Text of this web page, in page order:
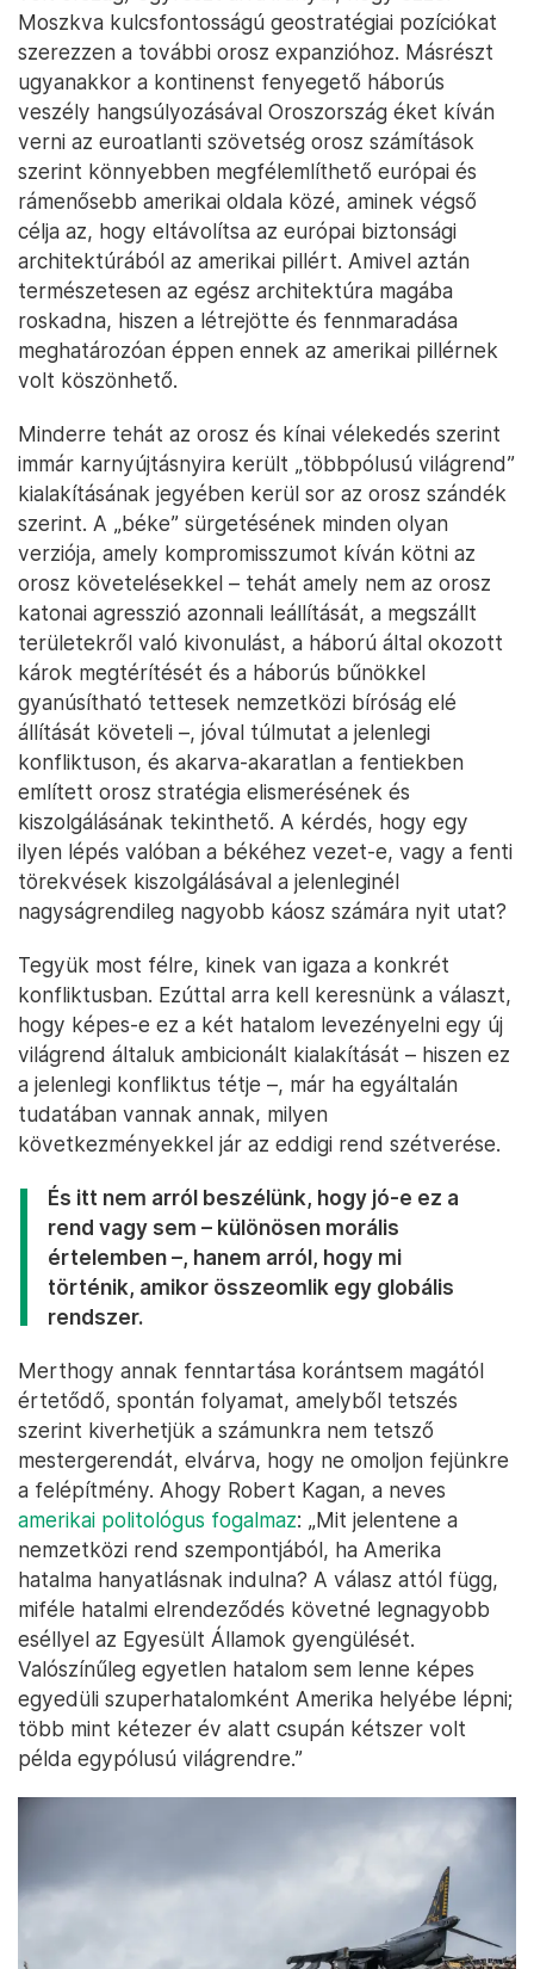
Moszkva kulcsfontosságú geostratégiai pozíciókat
szerezzen a további orosz expanzióhoz. Másrészt
ugyanakkor a kontinenst fenyegető háborús
veszély hangsúlyozásával Oroszország éket kíván
verni az euroatlanti szövetség orosz számítások
szerint könnyebben megfélemlíthető európai és
rámenősebb amerikai oldala közé, aminek végső
célja az, hogy eltávolítsa az európai biztonsági
architektúrából az amerikai pillért. Amivel aztán
természetesen az egész architektúra magába
roskadna, hiszen a létrejötte és fennmaradása
meghatározóan éppen ennek az amerikai pillérnek
volt köszönhető.
Minderre tehát az orosz és kínai vélekedés szerint
immár karnyújtásnyira került „többpólusú világrend”
kialakításának jegyében kerül sor az orosz szándék
szerint. A „béke” sürgetésének minden olyan
verziója, amely kompromisszumot kíván kötni az
orosz követelésekkel – tehát amely nem az orosz
katonai agresszió azonnali leállítását, a megszállt
területekről való kivonulást, a háború által okozott
károk megtérítését és a háborús bűnökkel
gyanúsítható tettesek nemzetközi bíróság elé
állítását követeli –, jóval túlmutat a jelenlegi
konfliktuson, és akarva-akaratlan a fentiekben
említett orosz stratégia elismerésének és
kiszolgálásának tekinthető. A kérdés, hogy egy
ilyen lépés valóban a békéhez vezet-e, vagy a fenti
törekvések kiszolgálásával a jelenleginél
nagyságrendileg nagyobb káosz számára nyit utat?
Tegyük most félre, kinek van igaza a konkrét
konfliktusban. Ezúttal arra kell keresnünk a választ,
hogy képes-e ez a két hatalom levezényelni egy új
világrend általuk ambicionált kialakítását – hiszen ez
a jelenlegi konfliktus tétje –, már ha egyáltalán
tudatában vannak annak, milyen
következményekkel jár az eddigi rend szétverése.
És itt nem arról beszélünk, hogy jó-e ez a
rend vagy sem – különösen morális
értelemben –, hanem arról, hogy mi
történik, amikor összeomlik egy globális
rendszer.
Merthogy annak fenntartása korántsem magától
értetődő, spontán folyamat, amelyből tetszés
szerint kiverhetjük a számunkra nem tetsző
mestergerendát, elvárva, hogy ne omoljon fejünkre
a felépítmény. Ahogy Robert Kagan, a neves
amerikai politológus fogalmaz: „Mit jelentene a
nemzetközi rend szempontjából, ha Amerika
hatalma hanyatlásnak indulna? A válasz attól függ,
miféle hatalmi elrendeződés követné legnagyobb
eséllyel az Egyesült Államok gyengülését.
Valószínűleg egyetlen hatalom sem lenne képes
egyedüli szuperhatalomként Amerika helyébe lépni;
több mint kétezer év alatt csupán kétszer volt
példa egypólusú világrendre.”